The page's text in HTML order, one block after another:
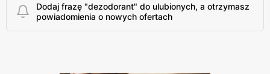
Dodaj frazę "dezodorant" do ulubionych, a otrzymasz
powiadomienia o nowych ofertach